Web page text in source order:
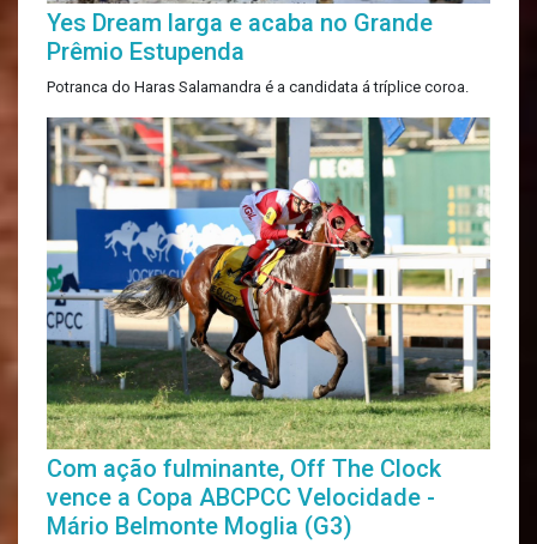
Yes Dream larga e acaba no Grande
Prêmio Estupenda
Potranca do Haras Salamandra é a candidata á tríplice coroa.
Com ação fulminante, Off The Clock
vence a Copa ABCPCC Velocidade -
Mário Belmonte Moglia (G3)